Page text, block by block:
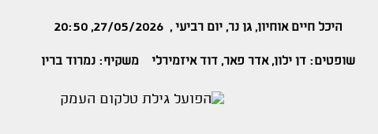
היכל חיים אוחיון, גן נר, יום רביעי , 27/05/2026, 20:50
שופטים: דן ילון, אדר פאר, דוד איזמירלי משקיף: נמרוד ברין